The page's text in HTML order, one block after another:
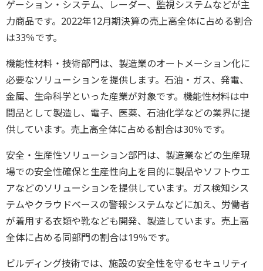
ゲーション・システム、レーダー、監視システムなどが主
力商品です。2022年12月期決算の売上高全体に占める割合
は33％です。
機能性材料・技術部門は、製造業のオートメーション化に
必要なソリューションを提供します。石油・ガス、発電、
金属、生命科学といった産業が対象です。機能性材料は中
間品として製造し、電子、医薬、石油化学などの業界に提
供しています。売上高全体に占める割合は30％です。
安全・生産性ソリューション部門は、製造業などの生産現
場での安全性確保と生産性向上を目的に製品やソフトウエ
アなどのソリューションを提供しています。ガス検知シス
テムやクラウドベースの警報システムなどに加え、労働者
が着用する衣類や靴なども開発、製造しています。売上高
全体に占める同部門の割合は19％です。
ビルディング技術では、施設の安全性を守るセキュリティ